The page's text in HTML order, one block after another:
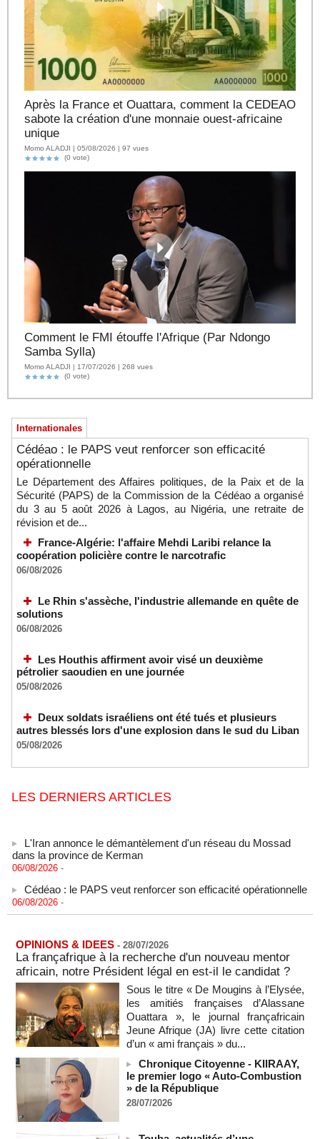
Après la France et Ouattara, comment la CEDEAO
sabote la création d'une monnaie ouest-africaine
unique
Momo ALADJI | 05/08/2026 | 97 vues
(0 vote)
Comment le FMI étouffe l'Afrique (Par Ndongo
Samba Sylla)
Momo ALADJI | 17/07/2026 | 268 vues
(0 vote)
Internationales
Cédéao : le PAPS veut renforcer son efficacité
opérationnelle
Le Département des Affaires politiques, de la Paix et de la
Sécurité (PAPS) de la Commission de la Cédéao a organisé
du 3 au 5 août 2026 à Lagos, au Nigéria, une retraite de
révision et de...
France-Algérie: l'affaire Mehdi Laribi relance la
coopération policière contre le narcotrafic
06/08/2026
Le Rhin s'assèche, l'industrie allemande en quête de
solutions
06/08/2026
Les Houthis affirment avoir visé un deuxième
pétrolier saoudien en une journée
05/08/2026
Deux soldats israéliens ont été tués et plusieurs
autres blessés lors d'une explosion dans le sud du Liban
05/08/2026
LES DERNIERS ARTICLES
dans la province de Kerman
06/08/2026 -
06/08/2026
L'armée nigériane obtient une hausse salariale historique
Au Nigeria, plus de 300 victimes d’enlèvements ont été
libérées
06/08/2026 -
Au Nigeria, plus de 300 victimes d’enlèvements ont été
libérées
06/08/2026 -
Soutenir l’intégrité de l’information à Sao Tomé-et-Principe à
06/08/2026 -
Taïwan bloque un pont stratégique lors de la simulation d'une
invasion par la Chine
06/08/2026 -
Les Bourses mondiales suspendues au Moyen-Orient,
OPINIONS & IDEES - 28/07/2026
La françafrique à la recherche d'un nouveau mentor
africain, notre Président légal en est-il le candidat ?
Sous le titre « De Mougins à l’Elysée,
les amitiés françaises d’Alassane
Ouattara », le journal françafricain
Jeune Afrique (JA) livre cette citation
d’un « ami français » du...
Chronique Citoyenne - KIIRAAY,
le premier logo « Auto-Combustion
» de la République
28/07/2026